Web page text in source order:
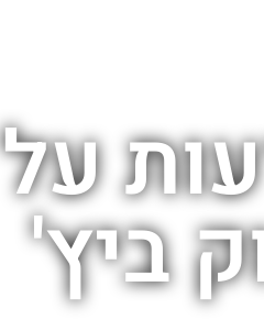
ביץ'